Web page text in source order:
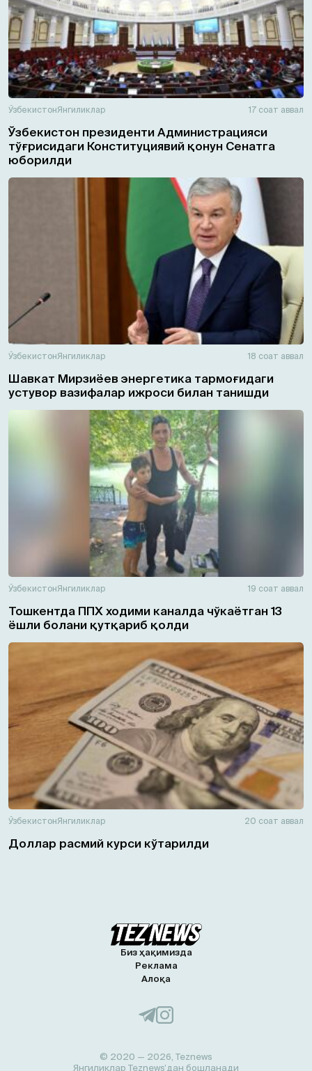
ЎзбекистонЯнгиликлар 17 соат аввал
Ўзбекистон президенти Администрацияси
тўғрисидаги Конституциявий қонун Сенатга
юборилди
ЎзбекистонЯнгиликлар 18 соат аввал
Шавкат Мирзиёев энергетика тармоғидаги
устувор вазифалар ижроси билан танишди
ЎзбекистонЯнгиликлар 19 соат аввал
Тошкентда ППХ ходими каналда чўкаётган 13
ёшли болани қутқариб қолди
ЎзбекистонЯнгиликлар 20 соат аввал
Доллар расмий курси кўтарилди
Биз ҳақимизда
Реклама
Алоқа
© 2020 — 2026, Teznews
Янгиликлар Teznews’дан бошланади